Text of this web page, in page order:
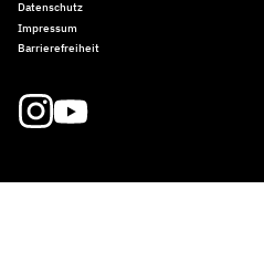
Datenschutz
Impressum
Barrierefreiheit